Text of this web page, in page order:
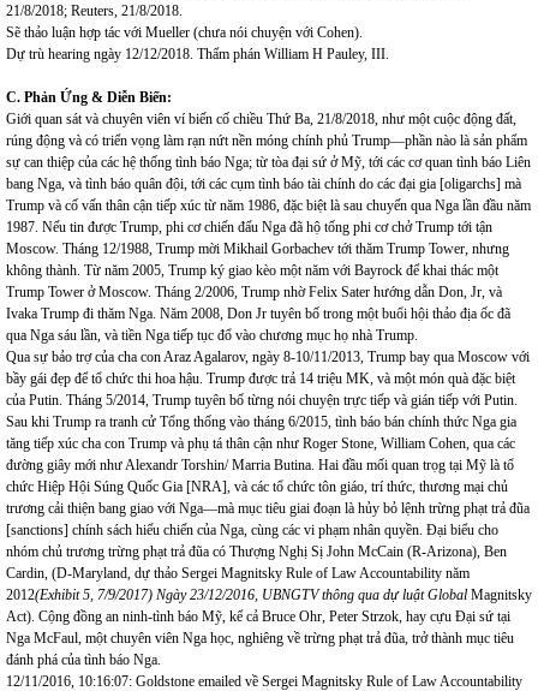
21/8/2018; Reuters, 21/8/2018.
Sẽ thảo luận hợp tác với Mueller (chưa nói chuyện với Cohen).
Dự trù hearing ngày 12/12/2018. Thẩm phán William H Pauley, III.
C. Phản Ứng & Diễn Biến:
Giới quan sát và chuyên viên ví biến cố chiều Thứ Ba, 21/8/2018, như một cuộc động đất,
rúng động và có triển vọng làm rạn nứt nền móng chính phủ Trump—phần nào là sản phẩm
sự can thiệp của các hệ thống tình báo Nga; từ tòa đại sứ ở Mỹ, tới các cơ quan tình báo Liên
bang Nga, và tình báo quân đội, tới các cụm tình báo tài chính do các đại gia [oligarchs] mà
Trump và cố vấn thân cận tiếp xúc từ năm 1986, đặc biệt là sau chuyến qua Nga lần đầu năm
1987. Nếu tin được Trump, phi cơ chiến đấu Nga đã hộ tống phi cơ chở Trump tới tận
Moscow. Tháng 12/1988, Trump mời Mikhail Gorbachev tới thăm Trump Tower, nhưng
không thành. Từ năm 2005, Trump ký giao kèo một năm với Bayrock để khai thác một
Trump Tower ở Moscow. Tháng 2/2006, Trump nhờ Felix Sater hướng dẫn Don, Jr, và
Ivaka Trump đi thăm Nga. Năm 2008, Don Jr tuyên bố trong một buổi hội thảo địa ốc đã
qua Nga sáu lần, và tiền Nga tiếp tục đổ vào chương mục họ nhà Trump.
Qua sự bảo trợ của cha con Araz Agalarov, ngày 8-10/11/2013, Trump bay qua Moscow với
bầy gái đẹp để tổ chức thi hoa hậu. Trump được trả 14 triệu MK, và một món quà đặc biệt
của Putin. Tháng 5/2014, Trump tuyên bố từng nói chuyện trực tiếp và gián tiếp với Putin.
Sau khi Trump ra tranh cử Tổng thống vào tháng 6/2015, tình báo bán chính thức Nga gia
tăng tiếp xúc cha con Trump và phụ tá thân cận như Roger Stone, William Cohen, qua các
đường giây mới như Alexandr Torshin/ Marria Butina. Hai đầu mối quan trọg tại Mỹ là tổ
chức Hiệp Hội Súng Quốc Gia [NRA], và các tổ chức tôn giáo, trí thức, thương mại chủ
trương cải thiện bang giao với Nga—mà mục tiêu giai đoạn là hủy bỏ lệnh trừng phạt trả đũa
[sanctions] chính sách hiếu chiến của Nga, cùng các vi phạm nhân quyền. Đại biểu cho
nhóm chủ trương trừng phạt trả đũa có Thượng Nghị Sị John McCain (R-Arizona), Ben
Cardin, (D-Maryland, dự thảo Sergei Magnitsky Rule of Law Accountability năm
2012(Exhibit 5, 7/9/2017) Ngày 23/12/2016, UBNGTV thông qua dự luật Global Magnitsky
Act). Cộng đồng an ninh-tình báo Mỹ, kể cả Bruce Ohr, Peter Strzok, hay cựu Đại sứ tại
Nga McFaul, một chuyên viên Nga học, nghiêng về trừng phạt trả đũa, trở thành mục tiêu
đánh phá của tình báo Nga.
12/11/2016, 10:16:07: Goldstone emailed về Sergei Magnitsky Rule of Law Accountability